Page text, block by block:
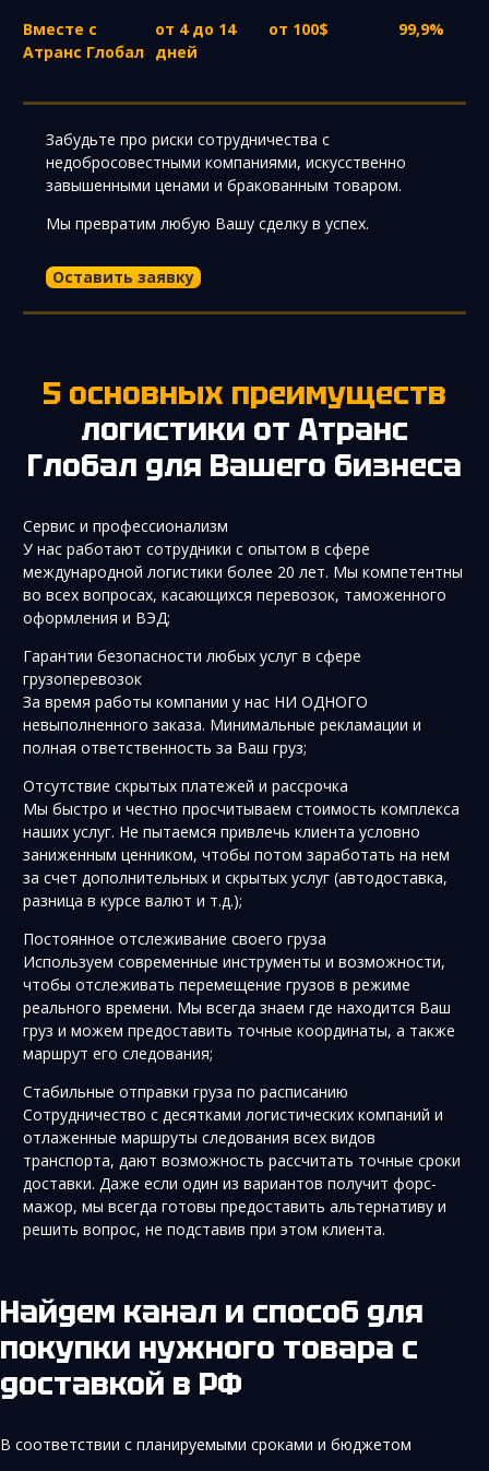
Вместе с
Атранс Глобал
от 4 до 14
дней
от 100$ 99,9%
Забудьте про риски сотрудничества с
недобросовестными компаниями, искусственно
завышенными ценами и бракованным товаром.
Мы превратим любую Вашу сделку в успех.
Оставить заявку
5 основных преимуществ
логистики от Атранс
Глобал для Вашего бизнеса
Сервис и профессионализм
У нас работают сотрудники с опытом в сфере
международной логистики более 20 лет. Мы компетентны
во всех вопросах, касающихся перевозок, таможенного
оформления и ВЭД;
Гарантии безопасности любых услуг в сфере
грузоперевозок
За время работы компании у нас НИ ОДНОГО
невыполненного заказа. Минимальные рекламации и
полная ответственность за Ваш груз;
Отсутствие скрытых платежей и рассрочка
Мы быстро и честно просчитываем стоимость комплекса
наших услуг. Не пытаемся привлечь клиента условно
заниженным ценником, чтобы потом заработать на нем
за счет дополнительных и скрытых услуг (автодоставка,
разница в курсе валют и т.д.);
Постоянное отслеживание своего груза
Используем современные инструменты и возможности,
чтобы отслеживать перемещение грузов в режиме
реального времени. Мы всегда знаем где находится Ваш
груз и можем предоставить точные координаты, а также
маршрут его следования;
Стабильные отправки груза по расписанию
Сотрудничество с десятками логистических компаний и
отлаженные маршруты следования всех видов
транспорта, дают возможность рассчитать точные сроки
доставки. Даже если один из вариантов получит форс-
мажор, мы всегда готовы предоставить альтернативу и
решить вопрос, не подставив при этом клиента.
Найдем канал и способ для
покупки нужного товара с
доставкой в РФ
В соответствии с планируемыми сроками и бюджетом